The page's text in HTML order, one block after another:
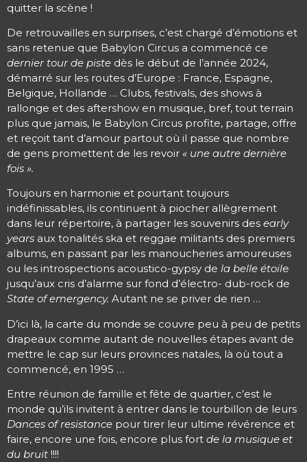
quitter la scène !
De retrouvailles en surprises, c’est chargé d’émotions et
sans retenue que Babylon Circus a commencé ce
dernier tour de piste dès le début de l’année 2024,
démarré sur les routes d’Europe : France, Espagne,
Belgique, Hollande … Clubs, festivals, des shows à
rallonge et des aftershow en musique, bref, tout terrain
plus que jamais, le Babylon Circus profite, partage, offre
et reçoit tant d’amour partout où il passe que nombre
de gens promettent de les revoir « une autre dernière
fois ».
Toujours en harmonie et pourtant toujours
indéfinissables, ils continuent à piocher allègrement
dans leur répertoire, à partager les souvenirs des early
years aux tonalités ska et reggae militants des premiers
albums, en passant par les manoucheries amoureuses
ou les introspections acoustico-gypsy de la belle étoile
jusqu’aux cris d’alarme sur fond d’électro- dub-rock de
State of emergency. Autant ne se priver de rien …
D’ici là, la carte du monde se couvre peu à peu de petits
drapeaux comme autant de nouvelles étapes avant de
mettre le cap sur leurs provinces natales, là où tout a
commencé, en 1995 …
Entre réunion de famille et fête de quartier, c’est le
monde qu’ils invitent à entrer dans le tourbillon de leurs
Dances of resistance pour tirer leur ultime révérence et
faire, encore une fois, encore plus fort de la musique et
du bruit !!!!